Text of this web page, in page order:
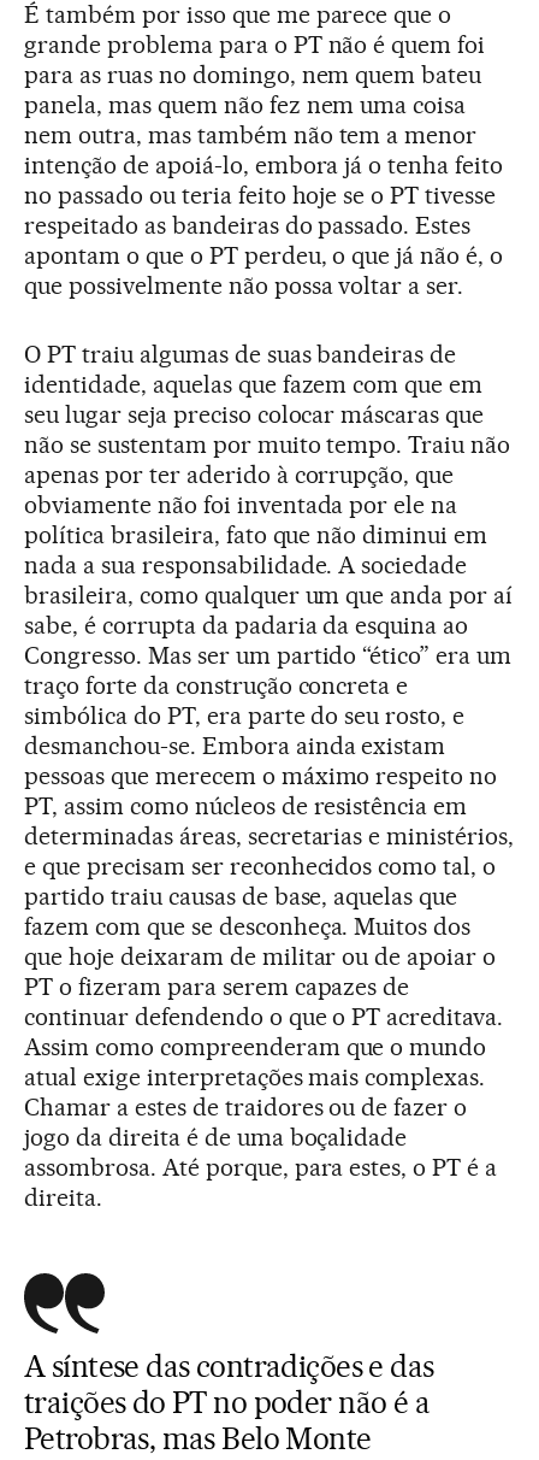
É também por isso que me parece que o
grande problema para o PT não é quem foi
para as ruas no domingo, nem quem bateu
panela, mas quem não fez nem uma coisa
nem outra, mas também não tem a menor
intenção de apoiá-lo, embora já o tenha feito
no passado ou teria feito hoje se o PT tivesse
respeitado as bandeiras do passado. Estes
apontam o que o PT perdeu, o que já não é, o
que possivelmente não possa voltar a ser.
O PT traiu algumas de suas bandeiras de
identidade, aquelas que fazem com que em
seu lugar seja preciso colocar máscaras que
não se sustentam por muito tempo. Traiu não
apenas por ter aderido à corrupção, que
obviamente não foi inventada por ele na
política brasileira, fato que não diminui em
nada a sua responsabilidade. A sociedade
brasileira, como qualquer um que anda por aí
sabe, é corrupta da padaria da esquina ao
Congresso. Mas ser um partido “ético” era um
traço forte da construção concreta e
simbólica do PT, era parte do seu rosto, e
desmanchou-se. Embora ainda existam
pessoas que merecem o máximo respeito no
PT, assim como núcleos de resistência em
determinadas áreas, secretarias e ministérios,
e que precisam ser reconhecidos como tal, o
partido traiu causas de base, aquelas que
fazem com que se desconheça. Muitos dos
que hoje deixaram de militar ou de apoiar o
PT o fizeram para serem capazes de
continuar defendendo o que o PT acreditava.
Assim como compreenderam que o mundo
atual exige interpretações mais complexas.
Chamar a estes de traidores ou de fazer o
jogo da direita é de uma boçalidade
assombrosa. Até porque, para estes, o PT é a
direita.
A síntese das contradições e das
traições do PT no poder não é a
Petrobras, mas Belo Monte